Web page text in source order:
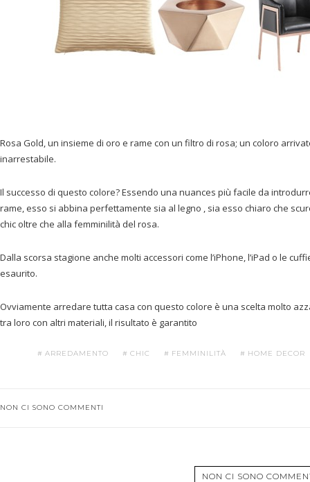
Rosa Gold, un insieme di oro e rame con un filtro di rosa; un coloro
inarrestabile.
Il successo di questo colore? Essendo una nuances più facile da
rame, esso si abbina perfettamente sia al legno , sia esso chiaro che
chic oltre che alla femminilità del rosa.
Dalla scorsa stagione anche molti accessori come l’iPhone, l’iPad o le
esaurito.
Ovviamente arredare tutta casa con questo colore è una scelta molto
tra loro con altri materiali, il risultato è garantito
ARREDAMENTO CHIC FEMMINILITÀ HOME DECOR
NON CI SONO COMMENTI
NON CI SONO